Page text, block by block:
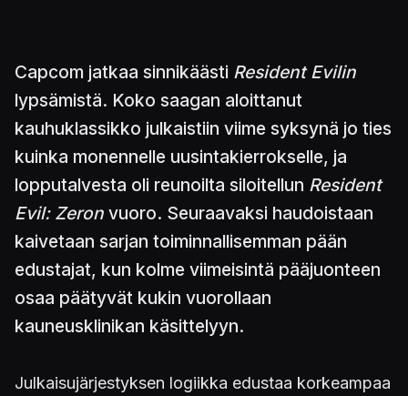
Capcom jatkaa sinnikäästi Resident Evilin
lypsämistä. Koko saagan aloittanut
kauhuklassikko julkaistiin viime syksynä jo ties
kuinka monennelle uusintakierrokselle, ja
lopputalvesta oli reunoilta siloitellun Resident
Evil: Zeron vuoro. Seuraavaksi haudoistaan
kaivetaan sarjan toiminnallisemman pään
edustajat, kun kolme viimeisintä pääjuonteen
osaa päätyvät kukin vuorollaan
kauneusklinikan käsittelyyn.
Julkaisujärjestyksen logiikka edustaa korkeampaa